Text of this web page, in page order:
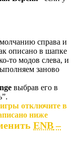
справа и
описано в шапке
то модов слева, и
заново
выбрав его в
отключите в
ниже
ENB–